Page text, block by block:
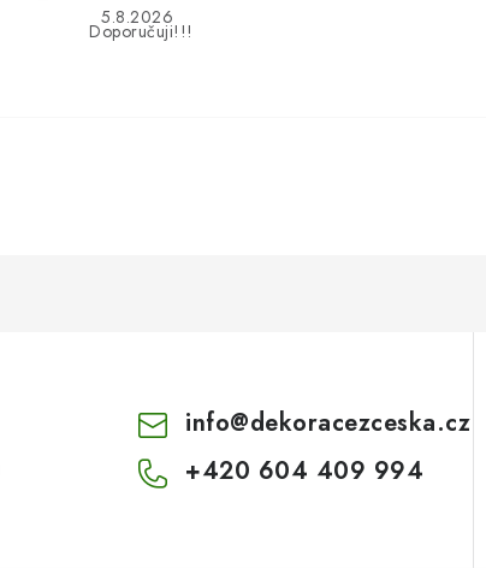
5.8.2026
Doporučuji!!!
info@dekoracezceska.cz
+420 604 409 994